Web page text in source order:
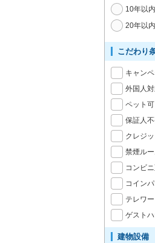
10年以内
20年以内
こだわり
キャン
外国人
ペット可
保証人
クレジ
禁煙ル
コンビ
コイン
テレワ
ゲスト
建物設備